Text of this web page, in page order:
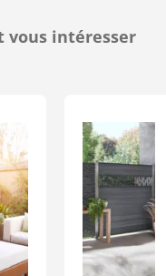
vous intéresser